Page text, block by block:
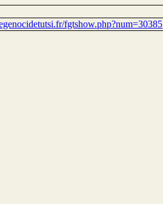
fgtshow.php?num=30385